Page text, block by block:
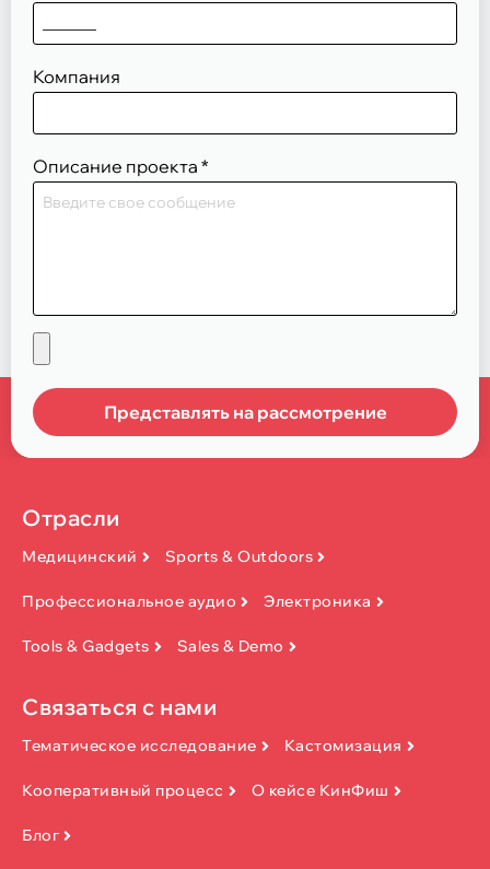
Компания
Описание проекта *
Представлять на рассмотрение
Отрасли
Медицинский Sports & Outdoors
Профессиональное аудио Электроника
Tools & Gadgets Sales & Demo
Связаться с нами
Тематическое исследование Кастомизация
Кооперативный процесс О кейсе КинФиш
Блог